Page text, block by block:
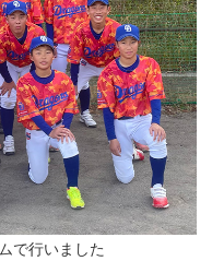
で行いました